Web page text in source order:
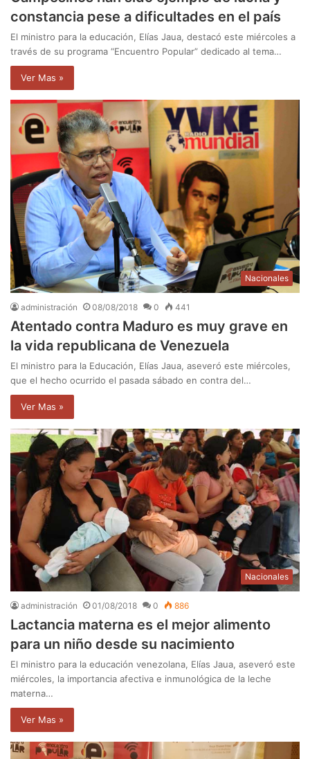
constancia pese a dificultades en el país
El ministro para la educación, Elías Jaua, destacó este miércoles a
través de su programa “Encuentro Popular” dedicado al tema…
Ver Mas »
Nacionales
administración 08/08/2018 0 441
Atentado contra Maduro es muy grave en
la vida republicana de Venezuela
El ministro para la Educación, Elías Jaua, aseveró este miércoles,
que el hecho ocurrido el pasada sábado en contra del…
Ver Mas »
Nacionales
administración 01/08/2018 0 886
Lactancia materna es el mejor alimento
para un niño desde su nacimiento
El ministro para la educación venezolana, Elías Jaua, aseveró este
miércoles, la importancia afectiva e inmunológica de la leche
materna…
Ver Mas »